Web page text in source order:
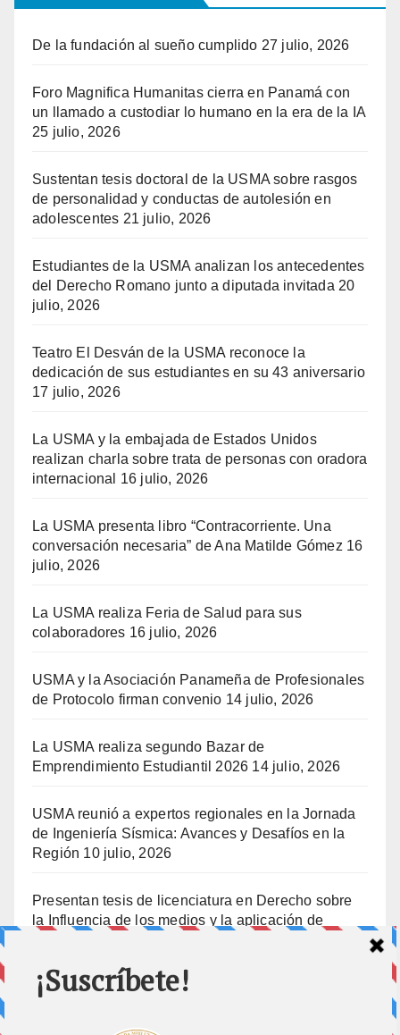
De la fundación al sueño cumplido 27 julio, 2026
Foro Magnifica Humanitas cierra en Panamá con
un llamado a custodiar lo humano en la era de la IA
25 julio, 2026
Sustentan tesis doctoral de la USMA sobre rasgos
de personalidad y conductas de autolesión en
adolescentes 21 julio, 2026
Estudiantes de la USMA analizan los antecedentes
del Derecho Romano junto a diputada invitada 20
julio, 2026
Teatro El Desván de la USMA reconoce la
dedicación de sus estudiantes en su 43 aniversario
17 julio, 2026
La USMA y la embajada de Estados Unidos
realizan charla sobre trata de personas con oradora
internacional
16 julio, 2026
La USMA presenta libro “Contracorriente. Una
conversación necesaria” de Ana Matilde Gómez 16
julio, 2026
La USMA realiza Feria de Salud para sus
colaboradores 16 julio, 2026
USMA y la Asociación Panameña de Profesionales
de Protocolo firman convenio 14 julio, 2026
La USMA realiza segundo Bazar de
Emprendimiento Estudiantil 2026 14 julio, 2026
USMA reunió a expertos regionales en la Jornada
de Ingeniería Sísmica: Avances y Desafíos en la
Región 10 julio, 2026
Presentan tesis de licenciatura en Derecho sobre
la Influencia de los medios y la aplicación de